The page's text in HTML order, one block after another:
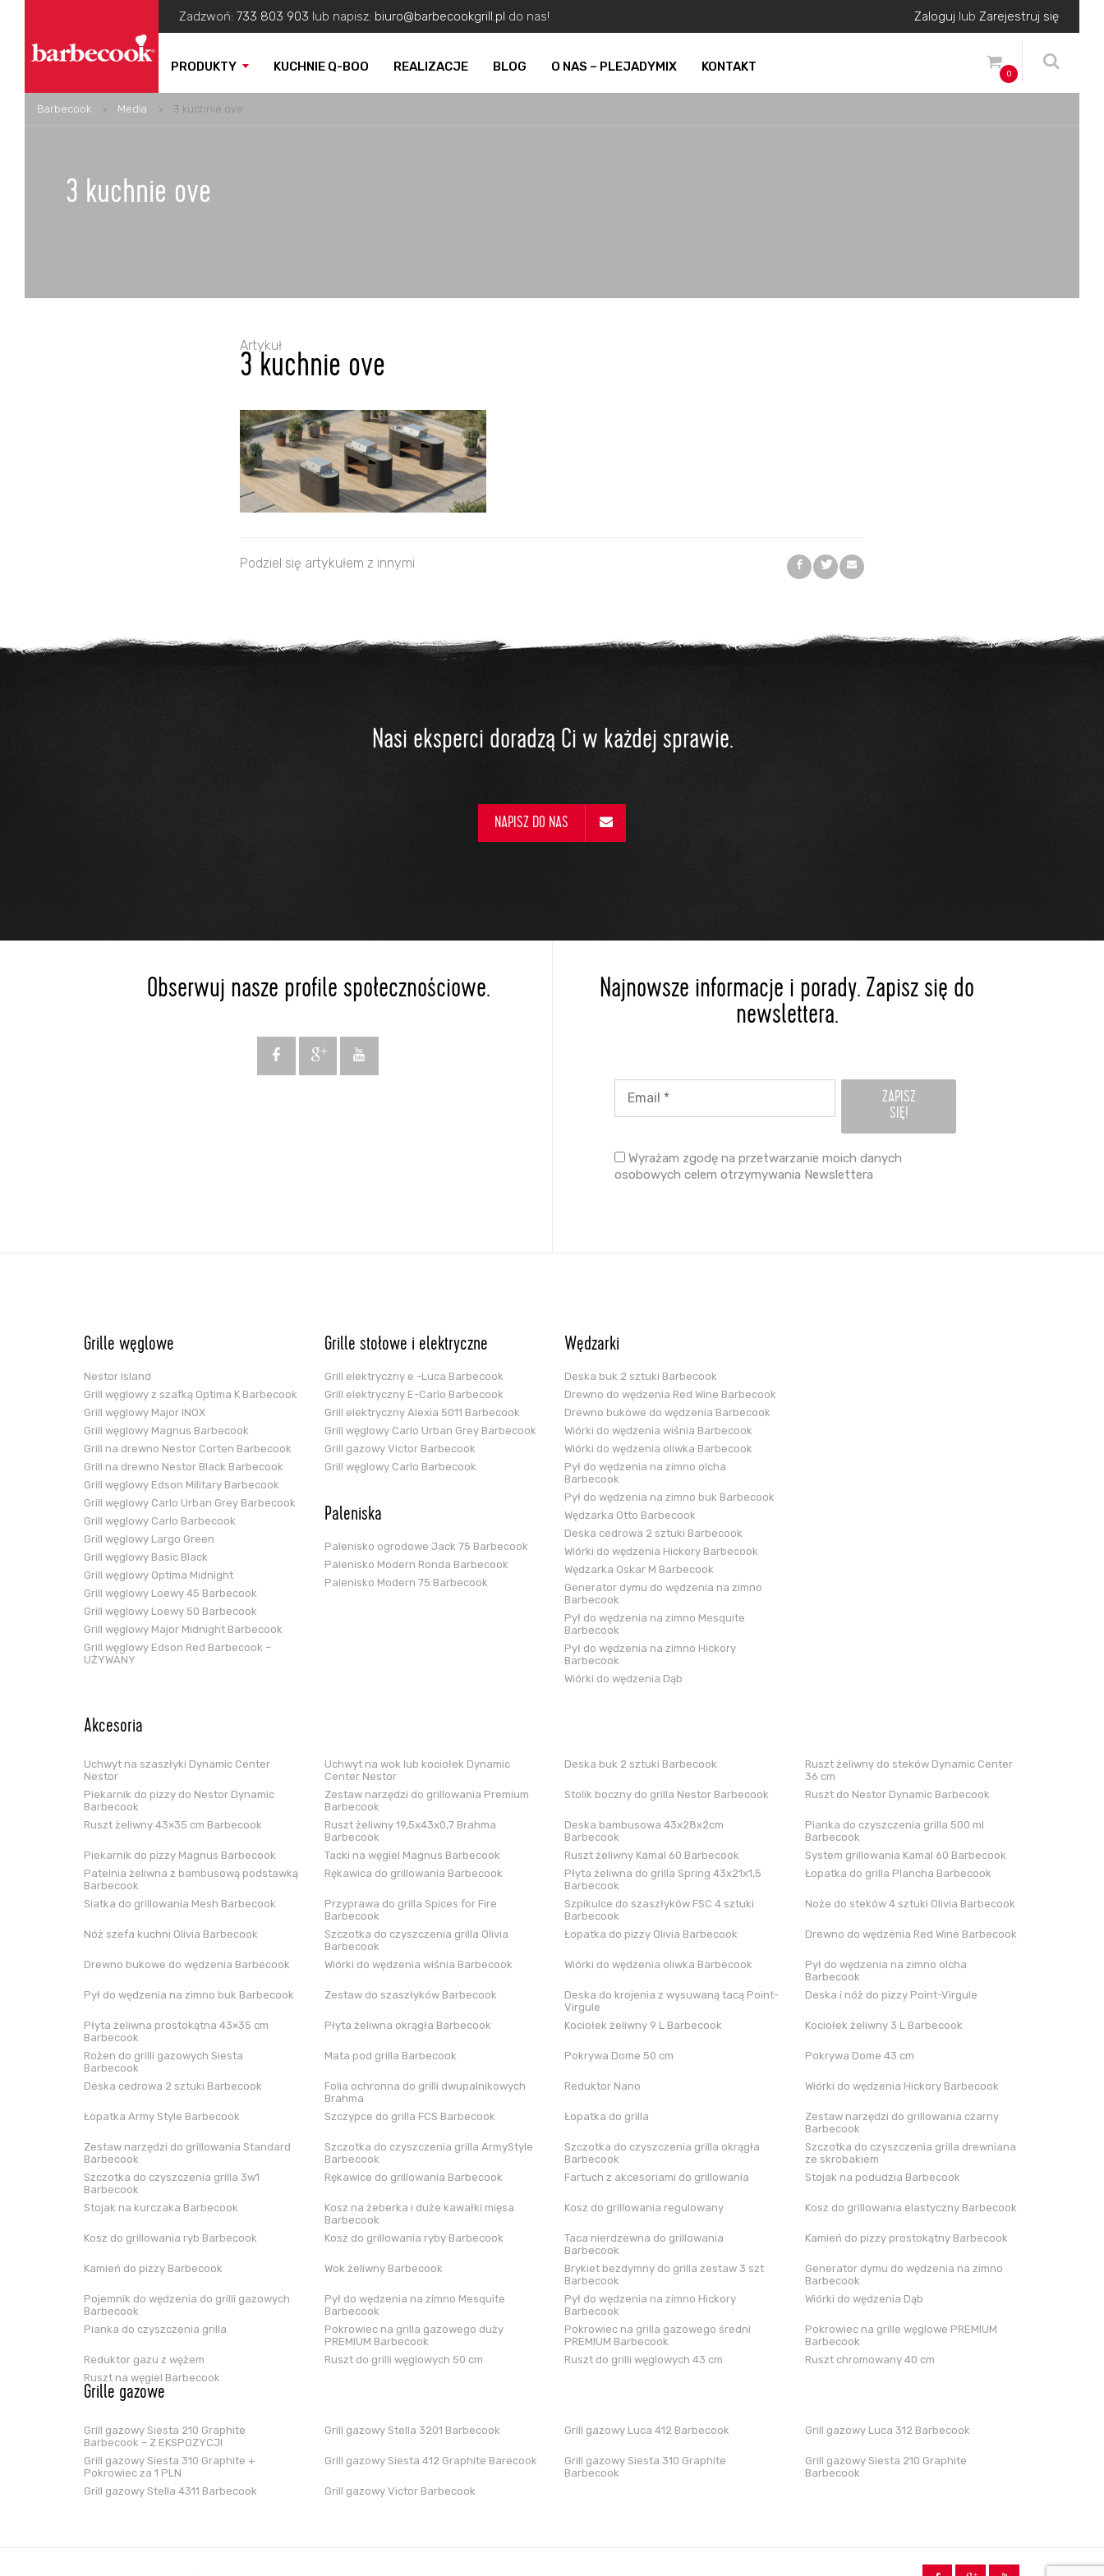
Zadzwoń: 733 803 903 lub napisz: biuro@barbecookgrill.pl do nas! Zaloguj lub Zarejestruj się
PRODUKTY KUCHNIE Q-BOO REALIZACJE BLOG O NAS – PLEJADYMIX KONTAKT 0
Barbecook > Media > 3 kuchnie ove
3 kuchnie ove
Artykuł
3 kuchnie ove
Podziel się artykułem z innymi
Nasi eksperci doradzą Ci w każdej sprawie.
NAPISZ DO NAS
Obserwuj nasze profile społecznościowe.
Najnowsze informacje i porady. Zapisz się do
newslettera.
Wyrażam zgodę na przetwarzanie moich danych
osobowych celem otrzymywania Newslettera
Grille węglowe
Nestor Island
Grill węglowy z szafką Optima K Barbecook
Grill węglowy Major INOX
Grill węglowy Magnus Barbecook
Grill na drewno Nestor Corten Barbecook
Grill na drewno Nestor Black Barbecook
Grill węglowy Edson Military Barbecook
Grill węglowy Carlo Urban Grey Barbecook
Grill węglowy Carlo Barbecook
Grill węglowy Largo Green
Grill węglowy Basic Black
Grill węglowy Optima Midnight
Grill węglowy Loewy 45 Barbecook
Grill węglowy Loewy 50 Barbecook
Grill węglowy Major Midnight Barbecook
Grill węglowy Edson Red Barbecook –
UŻYWANY
Grille stołowe i elektryczne
Grill elektryczny e -Luca Barbecook
Grill elektryczny E-Carlo Barbecook
Grill elektryczny Alexia 5011 Barbecook
Grill węglowy Carlo Urban Grey Barbecook
Grill gazowy Victor Barbecook
Grill węglowy Carlo Barbecook
Paleniska
Palenisko ogrodowe Jack 75 Barbecook
Palenisko Modern Ronda Barbecook
Palenisko Modern 75 Barbecook
Wędzarki
Deska buk 2 sztuki Barbecook
Drewno do wędzenia Red Wine Barbecook
Drewno bukowe do wędzenia Barbecook
Wiórki do wędzenia wiśnia Barbecook
Wiórki do wędzenia oliwka Barbecook
Pył do wędzenia na zimno olcha
Barbecook
Pył do wędzenia na zimno buk Barbecook
Wędzarka Otto Barbecook
Deska cedrowa 2 sztuki Barbecook
Wiórki do wędzenia Hickory Barbecook
Wędzarka Oskar M Barbecook
Generator dymu do wędzenia na zimno
Barbecook
Pył do wędzenia na zimno Mesquite
Barbecook
Pył do wędzenia na zimno Hickory
Barbecook
Wiórki do wędzenia Dąb
Akcesoria
Uchwyt na szaszłyki Dynamic Center
Nestor
Uchwyt na wok lub kociołek Dynamic
Center Nestor
Deska buk 2 sztuki Barbecook
Ruszt żeliwny do steków Dynamic Center
36 cm
Piekarnik do pizzy do Nestor Dynamic
Barbecook
Zestaw narzędzi do grillowania Premium
Barbecook
Stolik boczny do grilla Nestor Barbecook Ruszt do Nestor Dynamic Barbecook
Ruszt żeliwny 43×35 cm Barbecook
Ruszt żeliwny 19,5x43x0,7 Brahma
Barbecook
Deska bambusowa 43x28x2cm
Barbecook
Pianka do czyszczenia grilla 500 ml
Barbecook
Piekarnik do pizzy Magnus Barbecook
Tacki na węgiel Magnus Barbecook Ruszt żeliwny Kamal 60 Barbecook
System grillowania Kamal 60 Barbecook
Patelnia żeliwna z bambusową podstawką
Barbecook
Rękawica do grillowania Barbecook
Płyta żeliwna do grilla Spring 43x21x1,5
Barbecook
Łopatka do grilla Plancha Barbecook
Siatka do grillowania Mesh Barbecook
Przyprawa do grilla Spices for Fire
Barbecook
Szpikulce do szaszłyków FSC 4 sztuki
Barbecook
Noże do steków 4 sztuki Olivia Barbecook
Nóż szefa kuchni Olivia Barbecook
Szczotka do czyszczenia grilla Olivia
Barbecook
Łopatka do pizzy Olivia Barbecook Drewno do wędzenia Red Wine Barbecook
Drewno bukowe do wędzenia Barbecook Wiórki do wędzenia wiśnia Barbecook Wiórki do wędzenia oliwka Barbecook
Pył do wędzenia na zimno olcha
Barbecook
Pył do wędzenia na zimno buk Barbecook
Zestaw do szaszłyków Barbecook
Deska do krojenia z wysuwaną tacą Point-
Virgule
Deska i nóż do pizzy Point-Virgule
Płyta żeliwna prostokątna 43×35 cm
Barbecook
Płyta żeliwna okrągła Barbecook Kociołek żeliwny 9 L Barbecook Kociołek żeliwny 3 L Barbecook
Rożen do grilli gazowych Siesta
Barbecook
Mata pod grilla Barbecook Pokrywa Dome 50 cm Pokrywa Dome 43 cm
Deska cedrowa 2 sztuki Barbecook
Folia ochronna do grilli dwupalnikowych
Brahma
Reduktor Nano Wiórki do wędzenia Hickory Barbecook
Łopatka Army Style Barbecook Szczypce do grilla FCS Barbecook Łopatka do grilla
Zestaw narzędzi do grillowania czarny
Barbecook
Zestaw narzędzi do grillowania Standard
Barbecook
Szczotka do czyszczenia grilla ArmyStyle
Barbecook
Szczotka do czyszczenia grilla okrągła
Barbecook
Szczotka do czyszczenia grilla drewniana
ze skrobakiem
Szczotka do czyszczenia grilla 3w1
Barbecook
Rękawice do grillowania Barbecook Fartuch z akcesoriami do grillowania Stojak na podudzia Barbecook
Stojak na kurczaka Barbecook
Kosz na żeberka i duże kawałki mięsa
Barbecook
Kosz do grillowania regulowany Kosz do grillowania elastyczny Barbecook
Kosz do grillowania ryb Barbecook Kosz do grillowania ryby Barbecook
Taca nierdzewna do grillowania
Barbecook
Kamień do pizzy prostokątny Barbecook
Kamień do pizzy Barbecook Wok żeliwny Barbecook
Brykiet bezdymny do grilla zestaw 3 szt
Barbecook
Generator dymu do wędzenia na zimno
Barbecook
Pojemnik do wędzenia do grilli gazowych
Barbecook
Pył do wędzenia na zimno Mesquite
Barbecook
Pył do wędzenia na zimno Hickory
Barbecook
Wiórki do wędzenia Dąb
Pianka do czyszczenia grilla
Pokrowiec na grilla gazowego duży
PREMIUM Barbecook
Pokrowiec na grilla gazowego średni
PREMIUM Barbecook
Pokrowiec na grille węglowe PREMIUM
Barbecook
Reduktor gazu z wężem
Ruszt do grilli węglowych 50 cm Ruszt do grilli węglowych 43 cm
Ruszt chromowany 40 cm
Ruszt na węgiel Barbecook
Grille gazowe
Grill gazowy Siesta 210 Graphite
Barbecook – Z EKSPOZYCJI
Grill gazowy Stella 3201 Barbecook Grill gazowy Luca 412 Barbecook Grill gazowy Luca 312 Barbecook
Grill gazowy Siesta 310 Graphite +
Pokrowiec za 1 PLN
Grill gazowy Siesta 412 Graphite Barecook
Grill gazowy Siesta 310 Graphite
Barbecook
Grill gazowy Siesta 210 Graphite
Barbecook
Grill gazowy Stella 4311 Barbecook
Grill gazowy Victor Barbecook